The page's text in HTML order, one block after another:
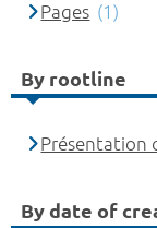
Pages (1)
By rootline
Présentation
By date of